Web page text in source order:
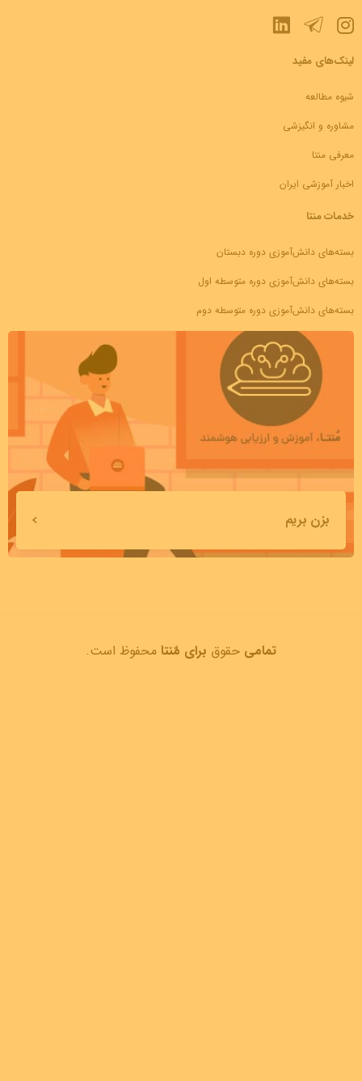
لینک‌های مفید
شیوه مطالعه
مشاوره و انگیزشی
معرفی منتا
اخبار آموزشی ایران
خدمات منتا
بسته‌های دانش‌آموزی دوره دبستان
بسته‌های دانش‌آموزی دوره متوسطه اول
بسته‌های دانش‌آموزی دوره متوسطه دوم
بزن بریم
تمامی حقوق برای مٌنتا محفوظ است.